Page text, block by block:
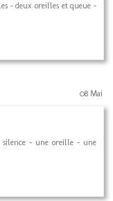
- deux oreilles et queue -
08 Mai
- une oreille - une